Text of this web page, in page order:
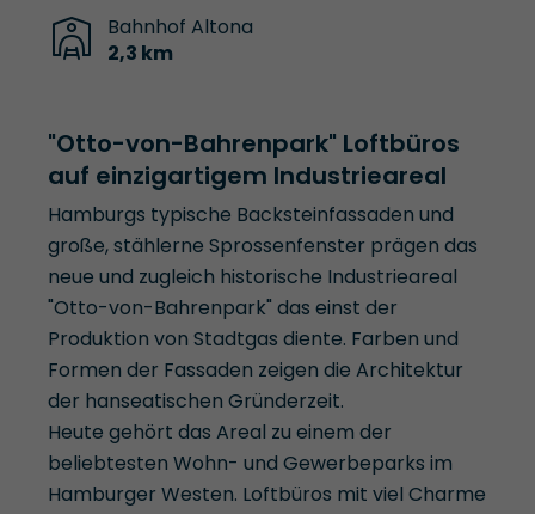
Bahnhof Altona
2,3 km
"Otto-von-Bahrenpark" Loftbüros
auf einzigartigem Industrieareal
Hamburgs typische Backsteinfassaden und
große, stählerne Sprossenfenster prägen das
neue und zugleich historische Industrieareal
"Otto-von-Bahrenpark" das einst der
Produktion von Stadtgas diente. Farben und
Formen der Fassaden zeigen die Architektur
der hanseatischen Gründerzeit.
Heute gehört das Areal zu einem der
beliebtesten Wohn- und Gewerbeparks im
Hamburger Westen. Loftbüros mit viel Charme